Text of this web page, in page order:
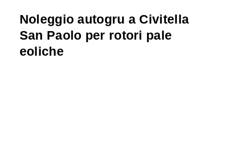
Noleggio autogru a Civitella
San Paolo per rotori pale
eoliche